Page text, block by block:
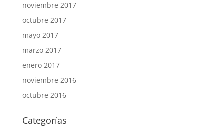
noviembre 2017
octubre 2017
mayo 2017
marzo 2017
enero 2017
noviembre 2016
octubre 2016
Categorías